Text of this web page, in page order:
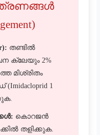
തണ്ടിൽ
ക്ലേയും 2%
മിശ്രിതം
1
കൊറജൻ
തളിക്കുക.